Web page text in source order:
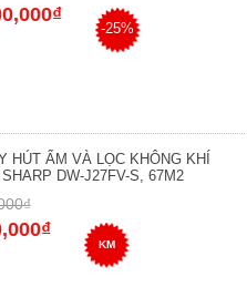
-25%
HÚT ẨM VÀ LỌC KHÔNG KHÍ
SHARP DW-J27FV-S, 67M2
KM